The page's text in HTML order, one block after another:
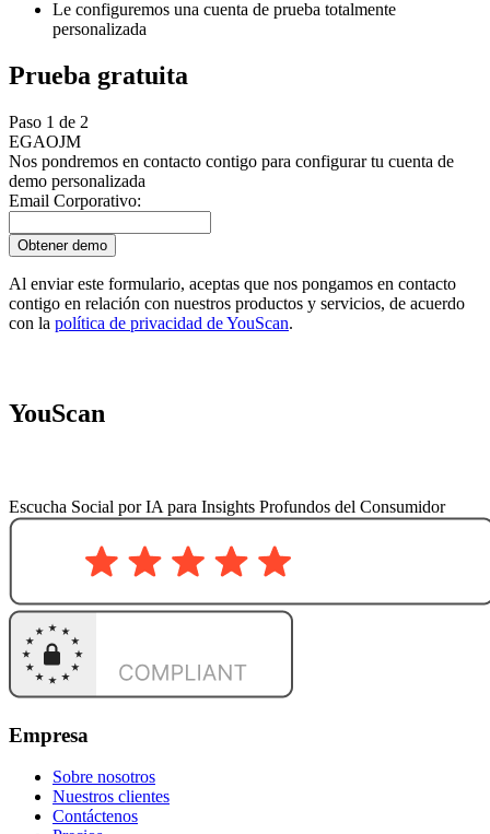
Le configuremos una cuenta de prueba totalmente
personalizada
Prueba gratuita
Paso 1 de 2
EGAOJM
Nos pondremos en contacto contigo para configurar tu cuenta de
demo personalizada
Email Corporativo:
Obtener demo
Al enviar este formulario, aceptas que nos pongamos en contacto
contigo en relación con nuestros productos y servicios, de acuerdo
con la política de privacidad de YouScan.
YouScan
Escucha Social por IA para Insights Profundos del Consumidor
Empresa
Sobre nosotros
Nuestros clientes
Contáctenos